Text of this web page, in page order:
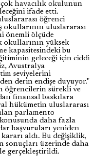
havacılık okulunun
ifade etti.
öğrenci
okullarının uluslararası
önemli ölçüde
okullarının yüksek
kapasitesindeki bu
geleceği için ciddi
Avustralya
seviyelerini
derin endişe duyuyor."
öğrencilerin sürekli ve
finansal baskılara
hükümetin uluslararası
parlamento
daha fazla
başvuruları yeniden
aldı. Bu değişiklik,
sonuçları üzerinde daha
gerçekleştirildi.